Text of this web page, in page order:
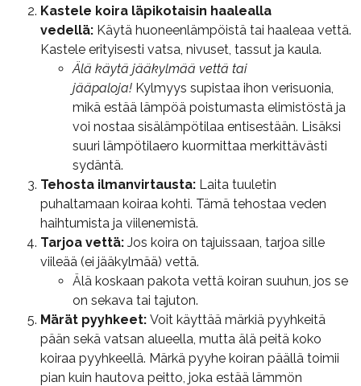
Kastele koira läpikotaisin haalealla
vedellä: Käytä huoneenlämpöistä tai haaleaa vettä.
Kastele erityisesti vatsa, nivuset, tassut ja kaula.
Älä käytä jääkylmää vettä tai
jääpaloja! Kylmyys supistaa ihon verisuonia,
mikä estää lämpöä poistumasta elimistöstä ja
voi nostaa sisälämpötilaa entisestään. Lisäksi
suuri lämpötilaero kuormittaa merkittävästi
sydäntä.
Tehosta ilmanvirtausta: Laita tuuletin
puhaltamaan koiraa kohti. Tämä tehostaa veden
haihtumista ja viilenemistä.
Tarjoa vettä: Jos koira on tajuissaan, tarjoa sille
viileää (ei jääkylmää) vettä.
Älä koskaan pakota vettä koiran suuhun, jos se
on sekava tai tajuton.
Märät pyyhkeet: Voit käyttää märkiä pyyhkeitä
pään sekä vatsan alueella, mutta älä peitä koko
koiraa pyyhkeellä. Märkä pyyhe koiran päällä toimii
pian kuin hautova peitto, joka estää lämmön